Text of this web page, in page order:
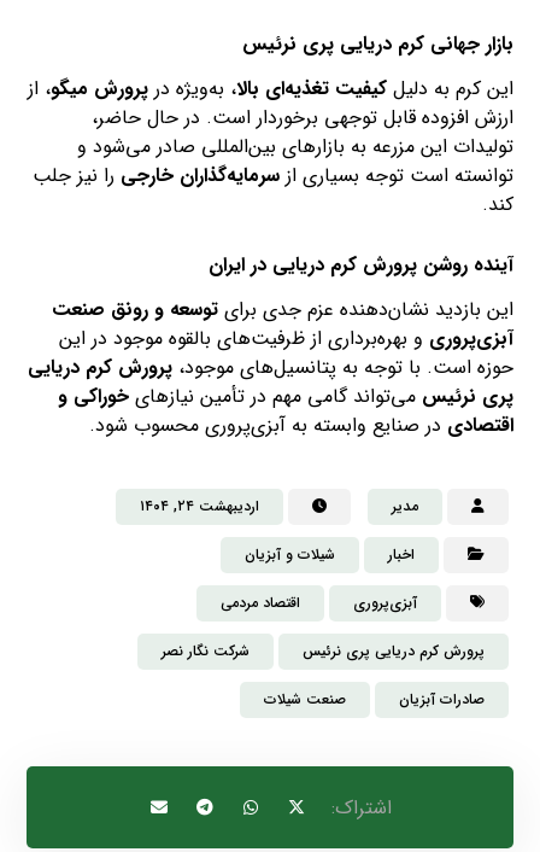
بازار جهانی کرم دریایی پری نرئیس
این کرم به دلیلکیفیت تغذیه‌ای بالا، به‌ویژه درپرورش میگو، از
ارزش افزوده قابل توجهی برخوردار است. در حال حاضر،
تولیدات این مزرعه به بازارهای بین‌المللی صادر می‌شود و
توانسته است توجه بسیاری ازسرمایه‌گذاران خارجی را نیز جلب
کند.
آینده روشن پرورش کرم دریایی در ایران
این بازدید نشان‌دهنده عزم جدی برایتوسعه و رونق صنعت
آبزی‌پروری و بهره‌برداری از ظرفیت‌های بالقوه موجود در این
حوزه است. با توجه به پتانسیل‌های موجود،پرورش کرم دریایی
پری نرئیس می‌تواند گامی مهم در تأمین نیازهایخوراکی و
اقتصادی در صنایع وابسته به آبزی‌پروری محسوب شود.
مدیر اردیبهشت ۲۴, ۱۴۰۴
اخبار شیلات و آبزیان
آبزی‌پروری اقتصاد مردمی
پرورش کرم دریایی پری نرئیس شرکت نگار نصر
صادرات آبزیان صنعت شیلات